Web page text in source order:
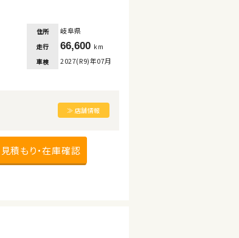
住所 岐阜県
走行 66,600 km
車検 2027(R9)年07月
≫ 店舗情報
見積もり・在庫確認